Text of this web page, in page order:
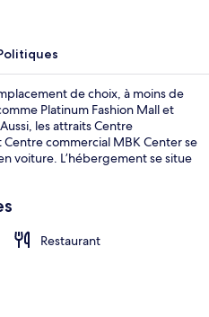
Vue depuis l’hébergement
de choix, à moins de
Platinum Fashion Mall et
les attraits Centre
commercial MBK Center se
voiture. L’hébergement se situe
Restaurant